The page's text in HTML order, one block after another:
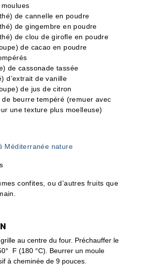
de cannelle en poudre
de gingembre en poudre
de clou de girofle en poudre
de cacao en poudre
de cassonade tassée
d’extrait de vanille
de jus de citron
beurre tempéré (remuer avec
une texture plus moelleuse)
Méditerranée nature
confites, ou d’autres fruits que
au centre du four. Préchauffer le
F (180 °C). Beurrer un moule
à cheminée de 9 pouces.